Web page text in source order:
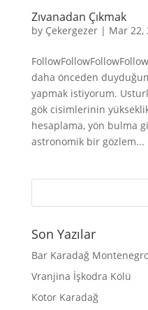
Zıvanadan Çıkmak
by Çekergezer| Mar 22,
daha önceden
yapmak istiyorum.
gök cisimlerinin
hesaplama, yön bulma
astronomik bir gözlem...
Son Yazılar
Bar Karadağ
Vranjina İşkodra Kölü
Kotor Karadağ